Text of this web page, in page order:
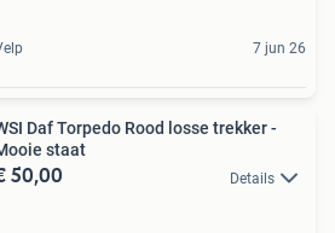
7 jun 26
Daf Torpedo Rood losse trekker -
staat
50,00 Details